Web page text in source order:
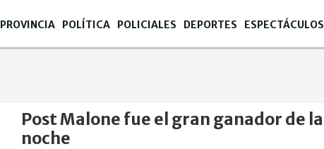
PROVINCIA POLÍTICA POLICIALES DEPORTES ESPECTÁCULOS
Post Malone fue el gran ganador de la
noche